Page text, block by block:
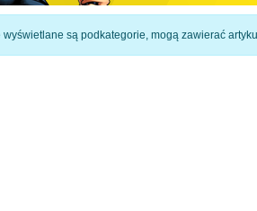
są podkategorie, mogą zawierać